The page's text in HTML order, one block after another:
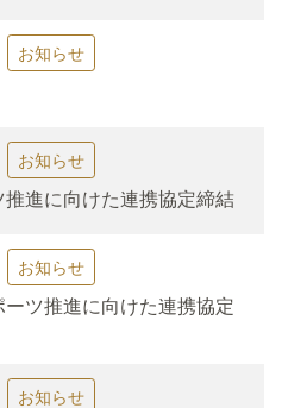
お知らせ
お知らせ
進に向けた連携協定締結
お知らせ
ツ推進に向けた連携協定
お知らせ